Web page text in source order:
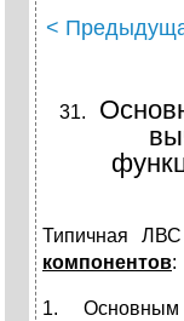
<
Типичная
компонентов:
1. Основным